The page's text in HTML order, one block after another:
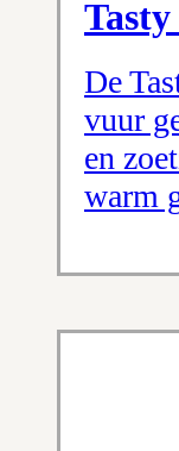
Tasty
De
vuur
en
warm